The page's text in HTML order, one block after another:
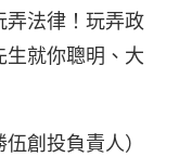
弄法律！玩弄政
就你聰明、大
創投負責人）